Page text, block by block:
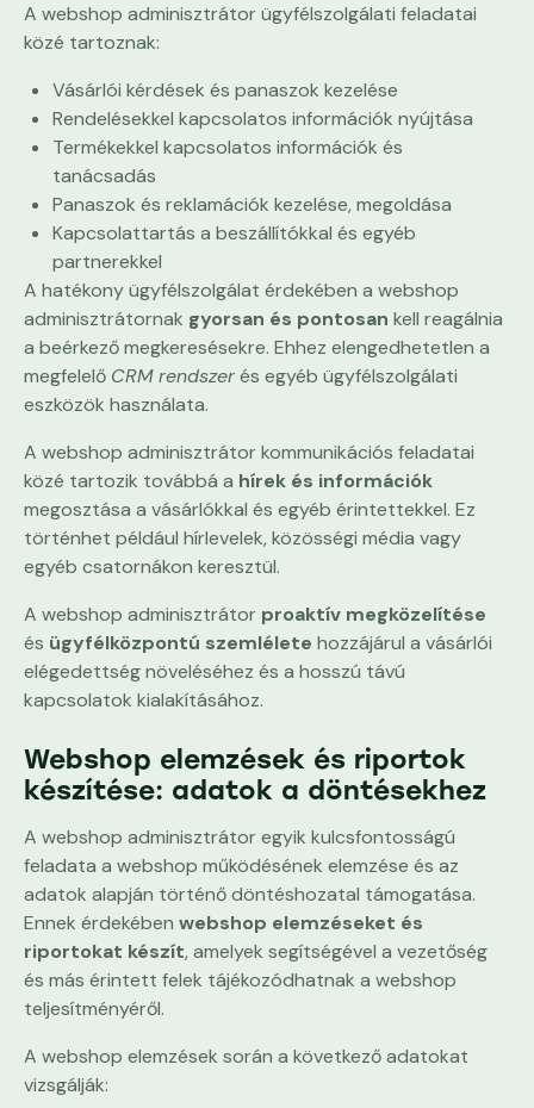
A webshop adminisztrátor ügyfélszolgálati feladatai
közé tartoznak:
Vásárlói kérdések és panaszok kezelése
Rendelésekkel kapcsolatos információk nyújtása
Termékekkel kapcsolatos információk és
tanácsadás
Panaszok és reklamációk kezelése, megoldása
Kapcsolattartás a beszállítókkal és egyéb
partnerekkel
A hatékony ügyfélszolgálat érdekében a webshop
adminisztrátornak gyorsan és pontosan kell reagálnia
a beérkező megkeresésekre. Ehhez elengedhetetlen a
megfelelő CRM rendszerés egyéb ügyfélszolgálati
eszközök használata.
A webshop adminisztrátor kommunikációs feladatai
közé tartozik továbbá a hírek és információk
megosztása a vásárlókkal és egyéb érintettekkel. Ez
történhet például hírlevelek, közösségi média vagy
egyéb csatornákon keresztül.
A webshop adminisztrátor proaktív megközelítése
és ügyfélközpontú szemlélete hozzájárul a vásárlói
elégedettség növeléséhez és a hosszú távú
kapcsolatok kialakításához.
Webshop elemzések és riportok
készítése: adatok a döntésekhez
A webshop adminisztrátor egyik kulcsfontosságú
feladata a webshop működésének elemzése és az
adatok alapján történő döntéshozatal támogatása.
Ennek érdekében webshop elemzéseket és
riportokat készít, amelyek segítségével a vezetőség
és más érintett felek tájékozódhatnak a webshop
teljesítményéről.
A webshop elemzések során a következő adatokat
vizsgálják: